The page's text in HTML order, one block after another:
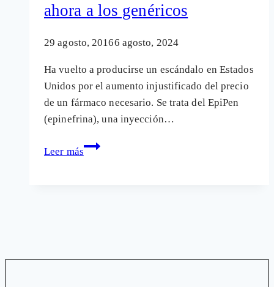
ahora a los genéricos
29 agosto, 20166 agosto, 2024
Ha vuelto a producirse un escándalo en Estados
Unidos por el aumento injustificado del precio
de un fármaco necesario. Se trata del EpiPen
(epinefrina), una inyección…
Leer más
La
medicamentos